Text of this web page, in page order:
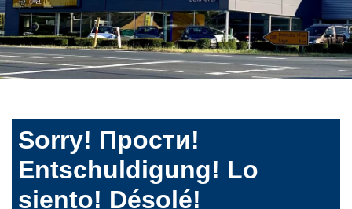
Sorry! Прости!
Entschuldigung! Lo
siento! Désolé!